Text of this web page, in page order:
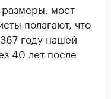
мост
полагают, что
году нашей
40 лет после